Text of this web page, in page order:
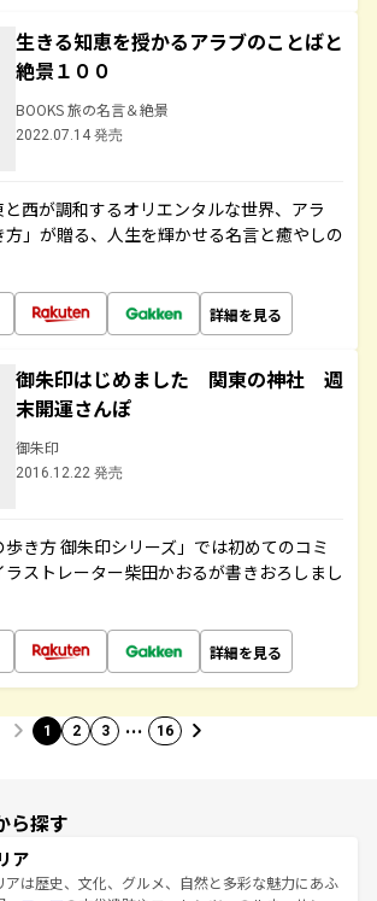
生きる知恵を授かるアラブのことばと
絶景１００
BOOKS 旅の名言＆絶景
2022.07.14 発売
西が調和するオリエンタルな世界、アラ
」が贈る、人生を輝かせる名言と癒やしの
詳細を見る
御朱印はじめました 関東の神社 週
末開運さんぽ
御朱印
2016.12.22 発売
き方 御朱印シリーズ」では初めてのコミ
ラストレーター柴田かおるが書きおろしまし
詳細を見る
1 2 3 … 16
ら探す
ア
アは歴史、文化、グルメ、自然と多彩な魅力にあふ